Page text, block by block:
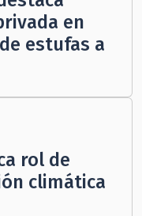
en
estufas a
rol de
climática